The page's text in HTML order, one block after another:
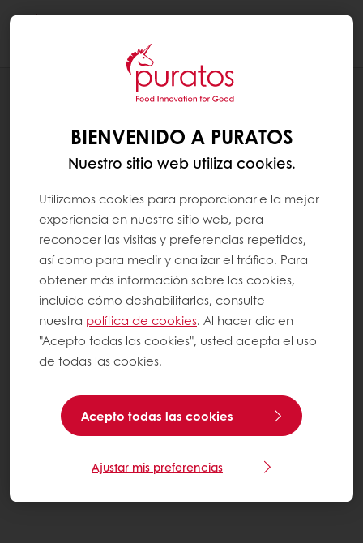
BIENVENIDO A PURATOS
Nuestro sitio web utiliza cookies.
Utilizamos cookies para proporcionarle la mejor
experiencia en nuestro sitio web, para
reconocer las visitas y preferencias repetidas,
así como para medir y analizar el tráfico. Para
obtener más información sobre las cookies,
incluido cómo deshabilitarlas, consulte
nuestra política de cookies. Al hacer clic en
"Acepto todas las cookies", usted acepta el uso
de todas las cookies.
Acepto todas las cookies
Ajustar mis preferencias